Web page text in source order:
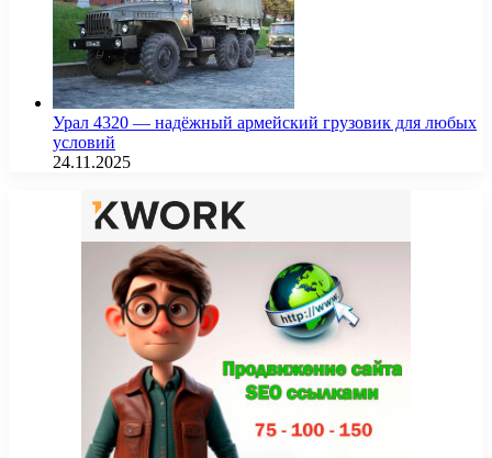
Урал 4320 — надёжный армейский грузовик для любых
условий
24.11.2025